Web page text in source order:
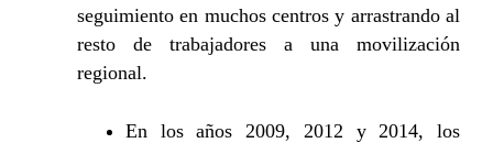
seguimiento en muchos centros y arrastrando al
resto de trabajadores a una movilización
regional.
En los años 2009, 2012 y 2014, los